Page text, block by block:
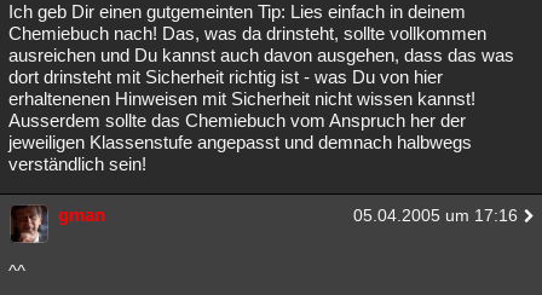
Ich geb Dir einen gutgemeinten Tip: Lies einfach in deinem
Chemiebuch nach! Das, was da drinsteht, sollte vollkommen
ausreichen und Du kannst auch davon ausgehen, dass das was
dort drinsteht mit Sicherheit richtig ist - was Du von hier
erhaltenenen Hinweisen mit Sicherheit nicht wissen kannst!
Ausserdem sollte das Chemiebuch vom Anspruch her der
jeweiligen Klassenstufe angepasst und demnach halbwegs
verständlich sein!
gman 05.04.2005 um 17:16
^^